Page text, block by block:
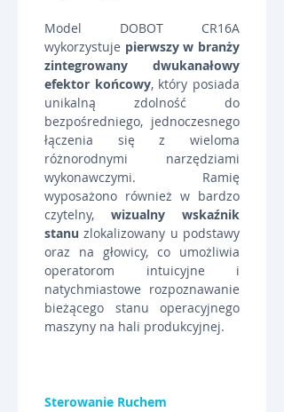
Model DOBOT CR16A
wykorzystuje pierwszy w branży
zintegrowany dwukanałowy
efektor końcowy, który posiada
unikalną zdolność do
bezpośredniego, jednoczesnego
łączenia się z wieloma
różnorodnymi narzędziami
wykonawczymi. Ramię
wyposażono również w bardzo
czytelny, wizualny wskaźnik
stanu zlokalizowany u podstawy
oraz na głowicy, co umożliwia
operatorom intuicyjne i
natychmiastowe rozpoznawanie
bieżącego stanu operacyjnego
maszyny na hali produkcyjnej.
Sterowanie Ruchem